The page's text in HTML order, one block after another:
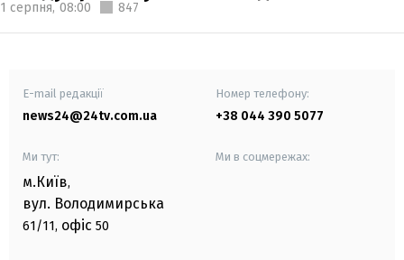
1 серпня, 08:00 847
E-mail редакції
news24@24tv.com.ua
Номер телефону:
+38 044 390 5077
Ми тут:
м.Київ,
вул. Володимирська
61/11, офіс 50
Ми в соцмережах: